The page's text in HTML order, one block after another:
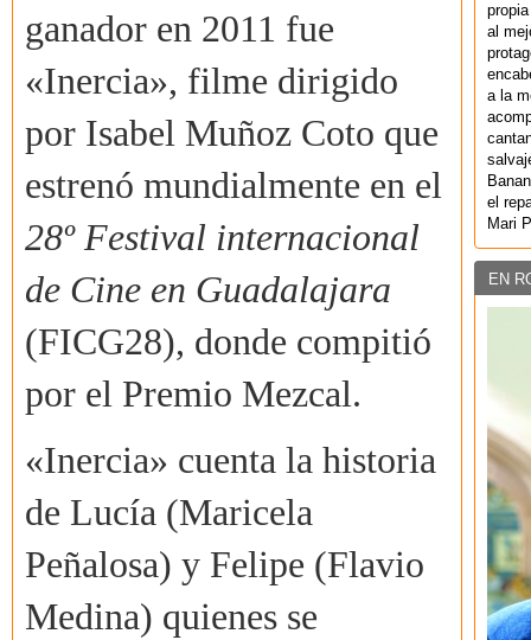
ganador en 2011 fue
«Inercia», filme dirigido
por Isabel Muñoz Coto que
estrenó mundialmente en el
28º Festival internacional
de Cine en Guadalajara
(FICG28), donde compitió
por el Premio Mezcal.
«Inercia» cuenta la historia
de Lucía (Maricela
Peñalosa) y Felipe (Flavio
Medina) quienes se
al
a la
el
Mari
EN